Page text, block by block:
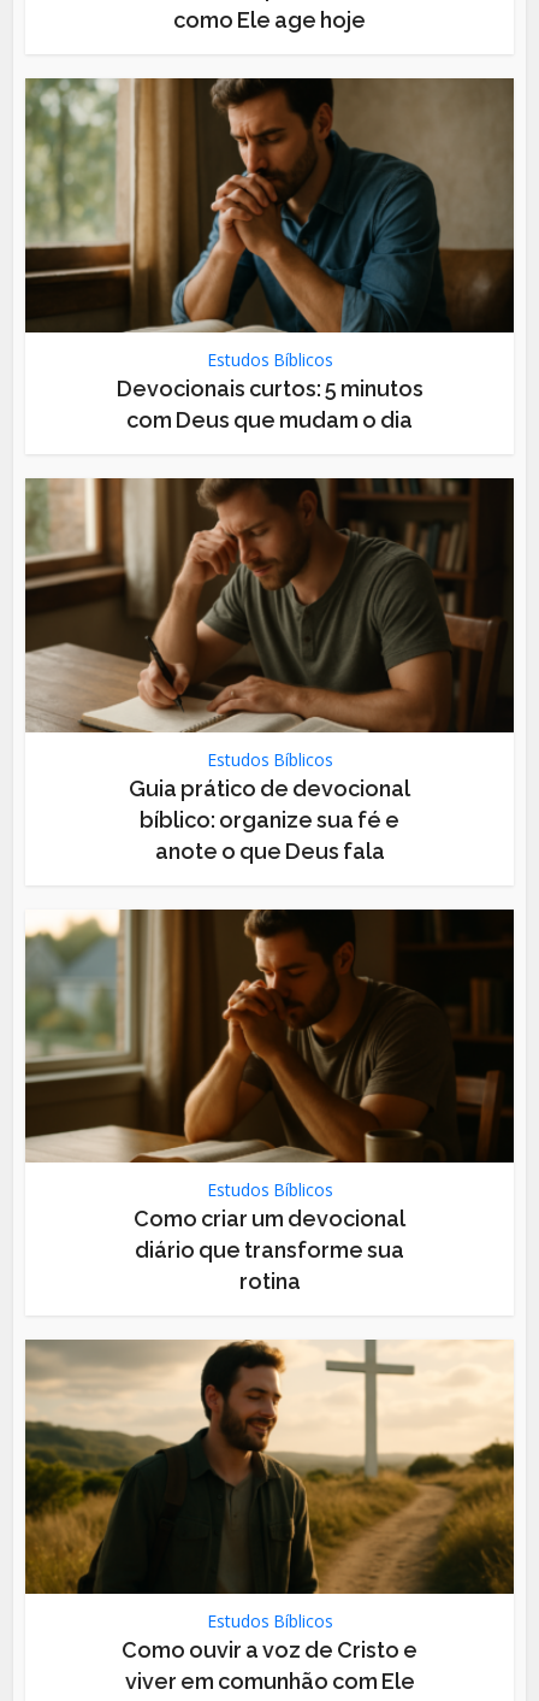
como Ele age hoje
Estudos Bíblicos
Devocionais curtos: 5 minutos
com Deus que mudam o dia
Estudos Bíblicos
Guia prático de devocional
bíblico: organize sua fé e
anote o que Deus fala
Estudos Bíblicos
Como criar um devocional
diário que transforme sua
rotina
Estudos Bíblicos
Como ouvir a voz de Cristo e
viver em comunhão com Ele